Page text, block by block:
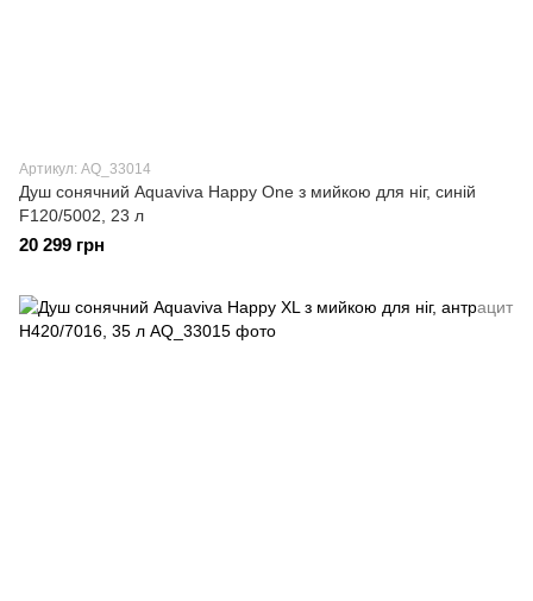
Артикул: AQ_33014
Душ сонячний Aquaviva Happy One з мийкою для ніг, синій
F120/5002, 23 л
20 299 грн